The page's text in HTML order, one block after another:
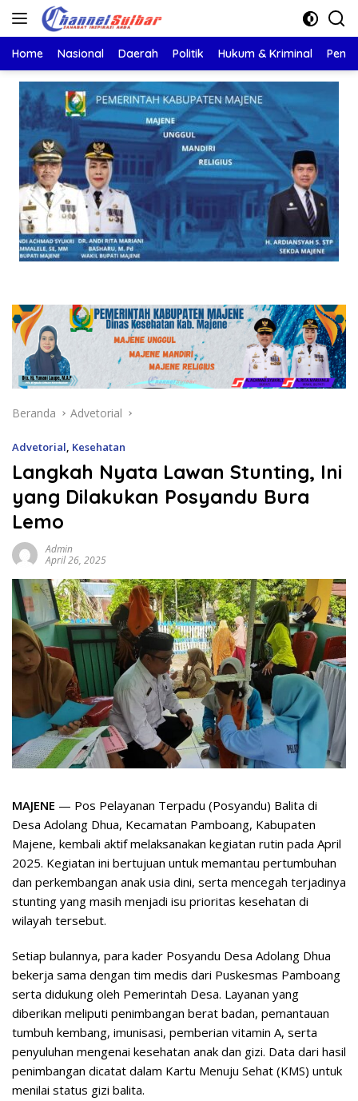
Langsung
Home Nasional Daerah Politik Hukum & Kriminal
Beranda Advetorial
Advetorial Kesehatan
Langkah Nyata Lawan Stunting, Ini
yang Dilakukan Posyandu Bura
Lemo
Admin
April 26, 2025
MAJENE — Pos Pelayanan Terpadu (Posyandu) Balita di
Desa Adolang Dhua, Kecamatan Pamboang, Kabupaten
Majene, kembali aktif melaksanakan kegiatan rutin pada April
2025. Kegiatan ini bertujuan untuk memantau pertumbuhan
dan perkembangan anak usia dini, serta mencegah terjadinya
stunting yang masih menjadi isu prioritas kesehatan di
wilayah tersebut.
Setiap bulannya, para kader Posyandu Desa Adolang Dhua
bekerja sama dengan tim medis dari Puskesmas Pamboang
serta didukung oleh Pemerintah Desa. Layanan yang
diberikan meliputi penimbangan berat badan, pemantauan
tumbuh kembang, imunisasi, pemberian vitamin A, serta
penyuluhan mengenai kesehatan anak dan gizi. Data dari hasil
penimbangan dicatat dalam Kartu Menuju Sehat (KMS) untuk
menilai status gizi balita.